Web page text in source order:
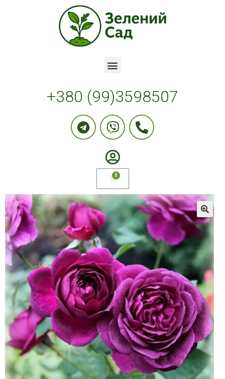
+380 (99)3598507
🔍